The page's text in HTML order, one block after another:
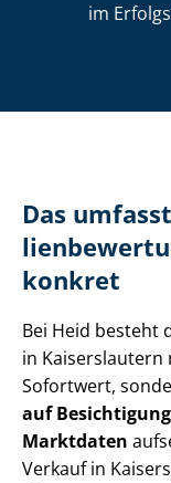
im
Das
konkret
Bei Heid besteht
in
Sofortwert,
auf
Marktdaten
Verkauf in